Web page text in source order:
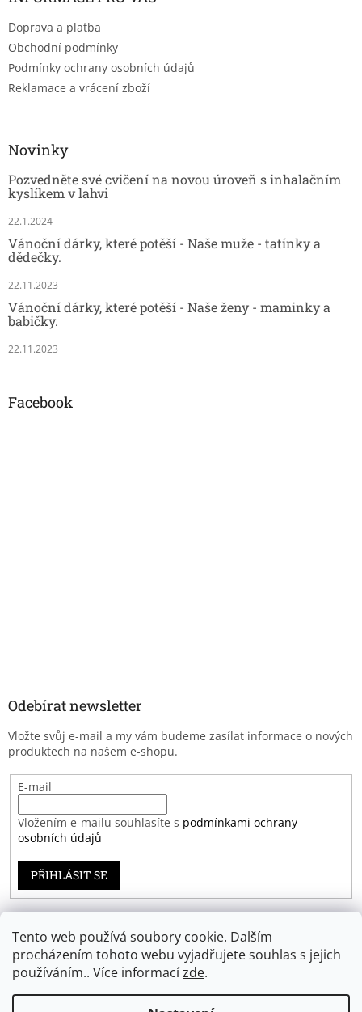
Tento web používá soubory cookie. Dalším
procházením tohoto webu vyjadřujete souhlas s jejich
používáním.. Více informacízde.
Doprava a platba
Obchodní podmínky
Podmínky ochrany osobních údajů
Reklamace a vrácení zboží
Novinky
Pozvedněte své cvičení na novou úroveň s inhalačním
kyslíkem v lahvi
22.1.2024
Vánoční dárky, které potěší - Naše muže - tatínky a
dědečky.
22.11.2023
Vánoční dárky, které potěší - Naše ženy - maminky a
babičky.
22.11.2023
Facebook
Odebírat newsletter
Vložte svůj e-mail a my vám budeme zasílat informace o nových
produktech na našem e-shopu.
E-mail
Vložením e-mailu souhlasíte s podmínkami ochrany
osobních údajů
PŘIHLÁSIT SE
Záruka spokojenosti